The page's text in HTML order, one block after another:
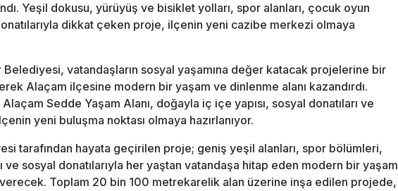
Yeşil dokusu, yürüyüş ve bisiklet yolları, spor alanları, çocuk oyun
dikkat çeken proje, ilçenin yeni cazibe merkezi olmaya
Belediyesi, vatandaşların sosyal yaşamına değer katacak projelerine bir
Alaçam ilçesine modern bir yaşam ve dinlenme alanı kazandırdı.
Alaçam Sedde Yaşam Alanı, doğayla iç içe yapısı, sosyal donatıları ve
yeni buluşma noktası olmaya hazırlanıyor.
tarafından hayata geçirilen proje; geniş yeşil alanları, spor bölümleri,
ve sosyal donatılarıyla her yaştan vatandaşa hitap eden modern bir yaşam
Toplam 20 bin 100 metrekarelik alan üzerine inşa edilen projede,